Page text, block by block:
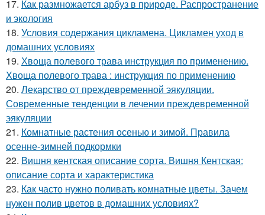
17. Как размножается арбуз в природе. Распространение
и экология
18. Условия содержания цикламена. Цикламен уход в
домашних условиях
19. Хвоща полевого трава инструкция по применению.
Хвоща полевого трава : инструкция по применению
20. Лекарство от преждевременной эякуляции.
Современные тенденции в лечении преждевременной
эякуляции
21. Комнатные растения осенью и зимой. Правила
осенне-зимней подкормки
22. Вишня кентская описание сорта. Вишня Кентская:
описание сорта и характеристика
23. Как часто нужно поливать комнатные цветы. Зачем
нужен полив цветов в домашних условиях?